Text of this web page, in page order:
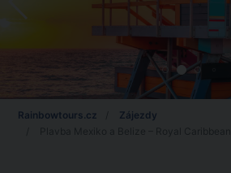
Rainbowtours.cz
Zájezdy